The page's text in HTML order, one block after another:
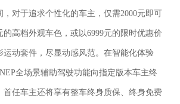
对于追求个性化的车主，仅需2000元即可
的高档外观车色，或以6999元的限时优惠价
运动套件，尽显动感风范。在智能化体验
全场景辅助驾驶功能向指定版本车主终
首任车主还将享有整车终身质保、终身免费